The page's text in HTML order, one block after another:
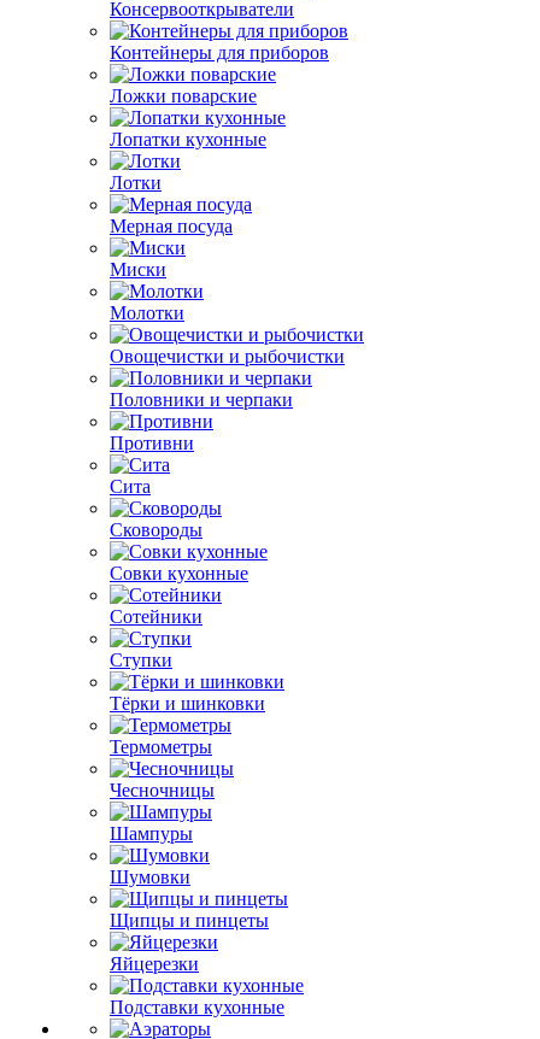
Консервооткрыватели
Контейнеры для приборов
Ложки поварские
Лопатки кухонные
Лотки
Мерная посуда
Миски
Молотки
Овощечистки и рыбочистки
Половники и черпаки
Противни
Сита
Сковороды
Совки кухонные
Сотейники
Ступки
Тёрки и шинковки
Термометры
Чесночницы
Шампуры
Шумовки
Щипцы и пинцеты
Яйцерезки
Подставки кухонные